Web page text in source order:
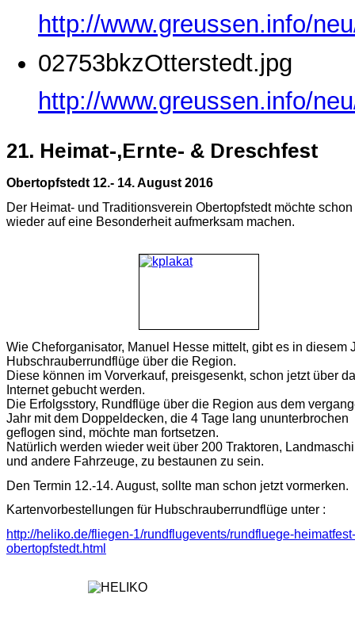
http://www.greussen.info/
02753bkzOtterstedt.jpg
http://www.greussen.info/
21. Heimat-,Ernte- & Dreschfest
Obertopfstedt 12.- 14. August 2016
Der Heimat- und Traditionsverein Obertopfstedt möchte schon
wieder auf eine Besonderheit aufmerksam machen.
Wie Cheforganisator, Manuel Hesse mittelt, gibt es in diesem
Hubschrauberrundflüge über die Region.
Diese können im Vorverkauf, preisgesenkt, schon jetzt über
Internet gebucht werden.
Die Erfolgsstory, Rundflüge über die Region aus dem
Jahr mit dem Doppeldecken, die 4 Tage lang ununterbrochen
geflogen sind, möchte man fortsetzen.
Natürlich werden wieder weit über 200 Traktoren,
und andere Fahrzeuge, zu bestaunen zu sein.
Den Termin 12.-14. August, sollte man schon jetzt vormerken.
Kartenvorbestellungen für Hubschrauberrundflüge unter :
http://heliko.de/fliegen-1/rundflugevents/rundfluege-heimatfest-
obertopfstedt.html